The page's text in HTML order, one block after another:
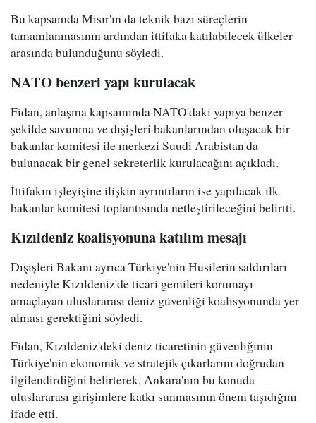
Bu kapsamda Mısır'ın da teknik bazı süreçlerin
tamamlanmasının ardından ittifaka katılabilecek ülkeler
arasında bulunduğunu söyledi.
NATO benzeri yapı kurulacak
Fidan, anlaşma kapsamında NATO'daki yapıya benzer
şekilde savunma ve dışişleri bakanlarından oluşacak bir
bakanlar komitesi ile merkezi Suudi Arabistan'da
bulunacak bir genel sekreterlik kurulacağını açıkladı.
İttifakın işleyişine ilişkin ayrıntıların ise yapılacak ilk
bakanlar komitesi toplantısında netleştirileceğini belirtti.
Kızıldeniz koalisyonuna katılım mesajı
Dışişleri Bakanı ayrıca Türkiye'nin Husilerin saldırıları
nedeniyle Kızıldeniz'de ticari gemileri korumayı
amaçlayan uluslararası deniz güvenliği koalisyonunda yer
alması gerektiğini söyledi.
Fidan, Kızıldeniz'deki deniz ticaretinin güvenliğinin
Türkiye'nin ekonomik ve stratejik çıkarlarını doğrudan
ilgilendirdiğini belirterek, Ankara'nın bu konuda
uluslararası girişimlere katkı sunmasının önem taşıdığını
ifade etti.